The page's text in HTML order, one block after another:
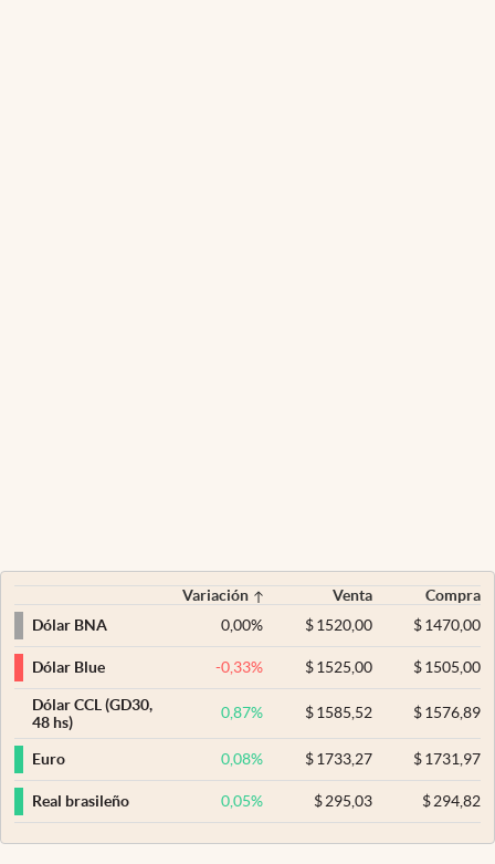
Variación Venta
Compra
Dólar BNA
0,00% $ 1520,00 $1470,00
Dólar Blue -0,33% $ 1525,00 $1505,00
Dólar CCL (GD30,
48 hs)
0,87% $ 1585,52 $1576,89
Euro 0,08% $ 1733,27 $1731,97
Real brasileño 0,05% $ 295,03 $294,82